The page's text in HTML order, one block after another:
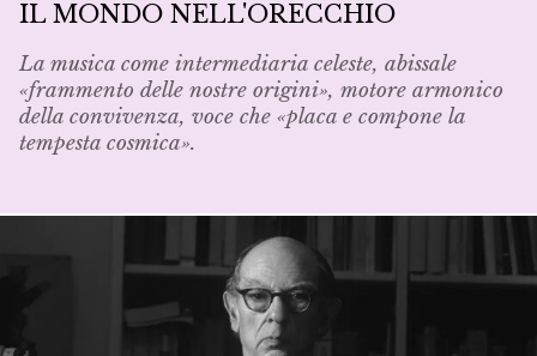
IL MONDO NELL'ORECCHIO
La musica come intermediaria celeste, abissale
«frammento delle nostre origini», motore armonico
della convivenza, voce che «placa e compone la
tempesta cosmica».